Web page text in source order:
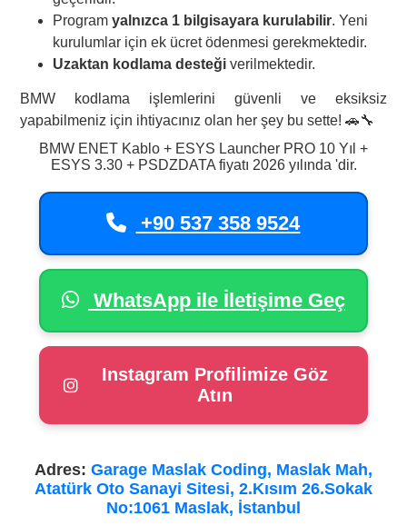
Programyalnızca 1 bilgisayara kurulabilir. Yeni
kurulumlar için ek ücret ödenmesi gerekmektedir.
Uzaktan kodlama desteği verilmektedir.
BMW kodlama işlemlerini güvenli ve eksiksiz
yapabilmeniz için ihtiyacınız olan her şey bu sette! 🚗🔧
BMW ENET Kablo + ESYS Launcher PRO 10 Yıl +
ESYS 3.30 + PSDZDATA fiyatı 2026 yılında 'dir.
+90 537 358 9524
WhatsApp ile İletişime Geç
Instagram Profilimize Göz
Atın
Adres: Garage Maslak Coding, Maslak Mah,
Atatürk Oto Sanayi Sitesi, 2.Kısım 26.Sokak
No:1061 Maslak, İstanbul